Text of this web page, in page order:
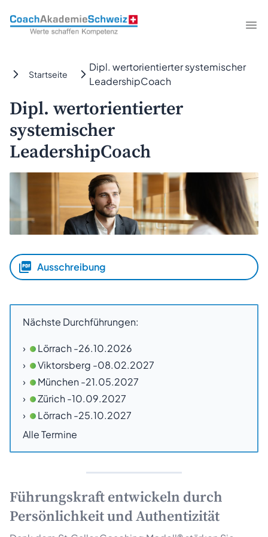
CoachAkademieSchweiz
Startseite
Dipl. wertorientierter systemischer
LeadershipCoach
Dipl. wertorientierter
systemischer
LeadershipCoach
Ausschreibung
Nächste Durchführungen:
Lörrach -26.10.2026
Viktorsberg -08.02.2027
München -21.05.2027
Zürich -10.09.2027
Lörrach -25.10.2027
Alle Termine
Führungskraft entwickeln durch
Persönlichkeit und Authentizität